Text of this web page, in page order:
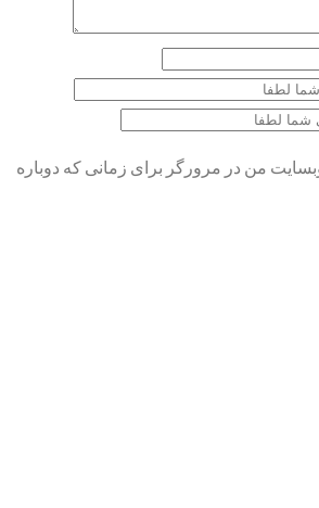
من در مرورگر برای زمانی که دوباره